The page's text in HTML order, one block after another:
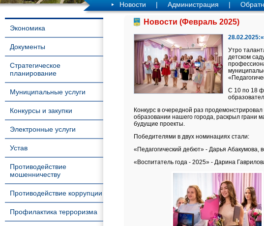
Новости | Администрация |
Экономика
Документы
Стратегическое
планирование
Муниципальные услуги
Конкурсы и закупки
Электронные услуги
Устав
Противодействие
мошенничеству
Противодействие коррупции
Профилактика терроризма
Новости (Февраль 2025)
Утро
детском
С 10 по 18
Конкурс в очередной раз
образовании нашего города, раскрыл грани
будущие проекты.
Победителями в двух номинациях стали:
«Педагогический дебют» - Дарья Абакумова,
«Воспитатель года - 2025» - Дарина